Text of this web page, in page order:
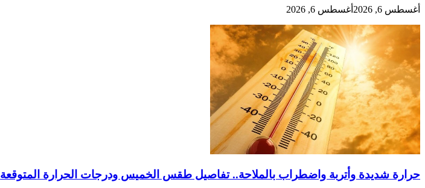
أغسطس 6, 2026 أغسطس 6, 2026
حرارة شديدة وأتربة واضطراب بالملاحة.. تفاصيل طقس الخميس ودرجات الحرارة المتوقعة